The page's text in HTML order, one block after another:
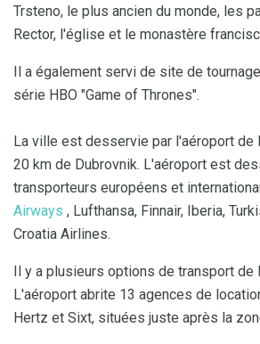
Trsteno, le plus ancien du monde, les
Rector, l'église et le monastère
Il a également servi de site de
série HBO "Game of Thrones".
La ville est desservie par l'aéroport de
20 km de Dubrovnik. L'aéroport est
transporteurs européens et
Airways , Lufthansa, Finnair, Iberia,
Croatia Airlines.
Il y a plusieurs options de transport de
L'aéroport abrite 13 agences de
Hertz et Sixt, situées juste après la